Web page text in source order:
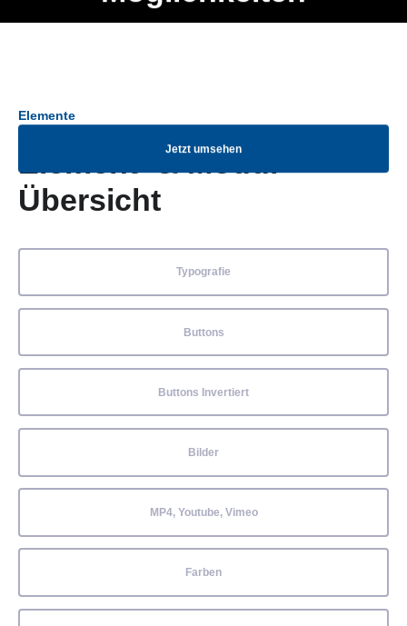
Jetzt umsehen
Elemente
Element- & Modul-
Übersicht
Typografie
Buttons
Buttons Invertiert
Bilder
MP4, Youtube, Vimeo
Farben